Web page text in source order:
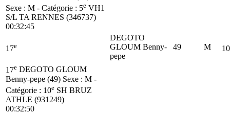
Sexe : M - Catégorie : 5e VH1
S/L TA RENNES (346737)
00:32:45
17e
DEGOTO
GLOUM Benny-
pepe
49 M 10
17e DEGOTO GLOUM
Benny-pepe (49) Sexe : M -
Catégorie : 10e SH BRUZ
ATHLE (931249)
00:32:50